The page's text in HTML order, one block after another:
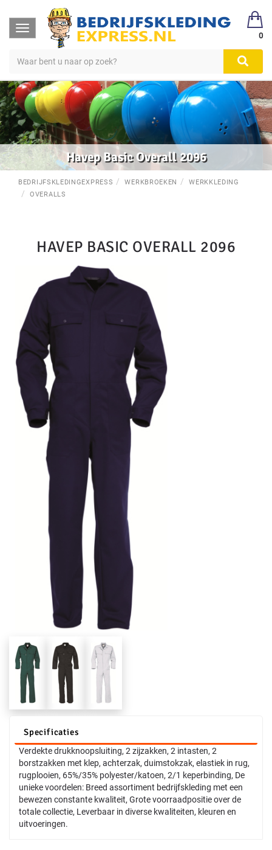
Toggle
navigation
0
Havep Basic Overall 2096
BEDRIJFSKLEDINGEXPRESS WERKBROEKEN
WERKKLEDING
OVERALLS
HAVEP BASIC OVERALL 2096
Specificaties
Verdekte drukknoopsluiting, 2 zijzakken, 2 intasten, 2
borstzakken met klep, achterzak, duimstokzak, elastiek in rug,
rugplooien, 65%/35% polyester/katoen, 2/1 keperbinding, De
unieke voordelen: Breed assortiment bedrijfskleding met een
bewezen constante kwaliteit, Grote voorraadpositie over de
totale collectie, Leverbaar in diverse kwaliteiten, kleuren en
uitvoeringen.